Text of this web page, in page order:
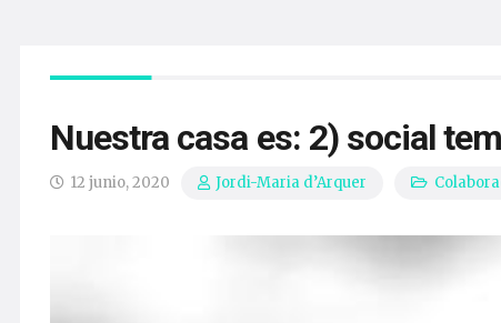
Nuestra casa es: 2) social
12 junio, 2020 Jordi-Maria d’Arquer